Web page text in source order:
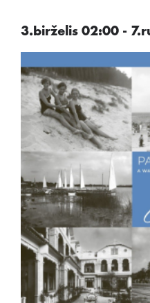
3.birželis 02:00 -